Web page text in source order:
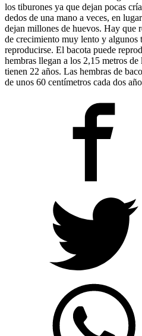
los tiburones ya que dejan pocas
dedos de una mano a veces, en
dejan millones de huevos. Hay que
de crecimiento muy lento y algunos
reproducirse. El bacota puede
hembras llegan a los 2,15 metros
tienen 22 años. Las hembras de
de unos 60 centímetros cada dos